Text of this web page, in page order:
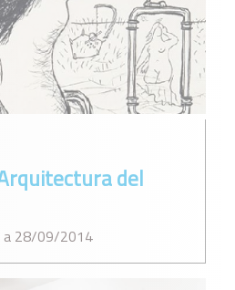
del
a 28/09/2014